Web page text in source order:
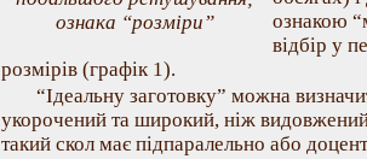
ознака “розміри”
ознакою
відбір у
розмірів (графік 1).
“Iдеальну заготовку” можна
укорочений та широкий, ніж видовжений
такий скол має підпаралельно або